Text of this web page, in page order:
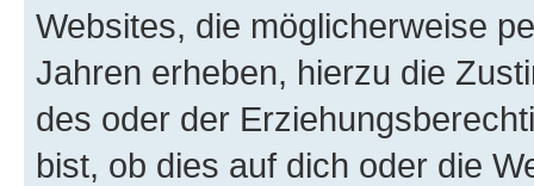
Websites, die möglicherweise
Jahren erheben, hierzu die
des oder der
bist, ob dies auf dich oder die